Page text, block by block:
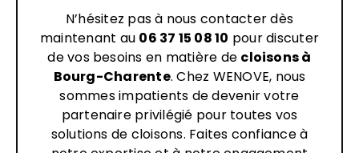
N’hésitez pas à nous contacter dès
maintenant au 06 37 15 08 10 pour discuter
de vos besoins en matière de cloisons à
Bourg-Charente. Chez WENOVE, nous
sommes impatients de devenir votre
partenaire privilégié pour toutes vos
solutions de cloisons. Faites confiance à